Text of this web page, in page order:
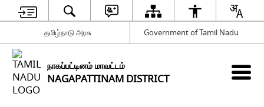
தமிழ்நாடு அரசு Government of Tamil Nadu
நாகப்பட்டினம் மாவட்டம்
NAGAPATTINAM DISTRICT